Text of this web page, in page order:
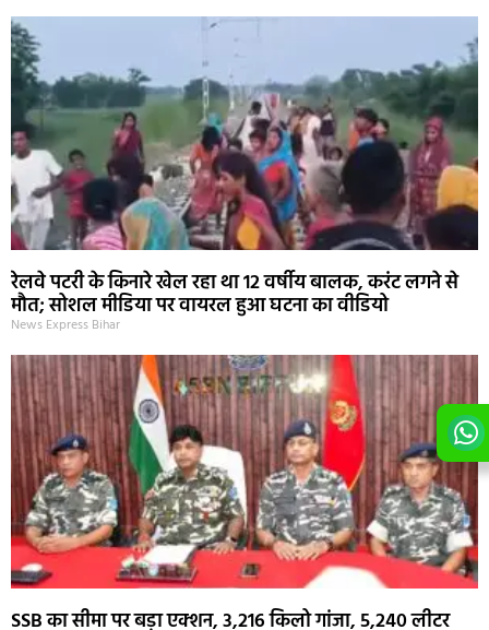
रेलवे पटरी के किनारे खेल रहा था 12 वर्षीय बालक, करंट लगने से
मौत; सोशल मीडिया पर वायरल हुआ घटना का वीडियो
News Express Bihar
SSB का सीमा पर बड़ा एक्शन, 3,216 किलो गांजा, 5,240 लीटर